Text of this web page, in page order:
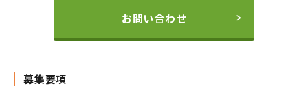
お問い合わせ
募集要項